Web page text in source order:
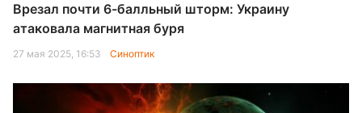
Врезал почти 6-балльный шторм: Украину
атаковала магнитная буря
27 мая 2025, 16:53 Синоптик